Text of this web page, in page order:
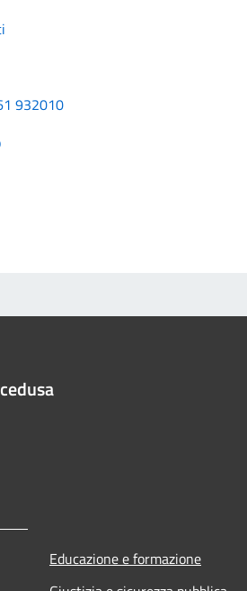
932010
Educazione e formazione